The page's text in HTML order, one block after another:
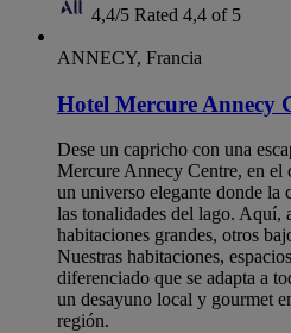
4,4/5 Rated 4,4 of 5
ANNECY, Francia
Hotel Mercure Annecy
Dese un capricho con una
Mercure Annecy Centre, en el
un universo elegante donde la
las tonalidades del lago. Aquí,
habitaciones grandes, otros
Nuestras habitaciones,
diferenciado que se adapta a
un desayuno local y gourmet
región.